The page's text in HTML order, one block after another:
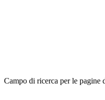
Campo di ricerca per le pagine